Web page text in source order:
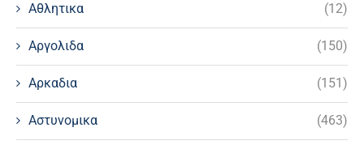
Αθλητικα (12)
Αργολιδα (150)
Αρκαδια (151)
Αστυνομικα (463)